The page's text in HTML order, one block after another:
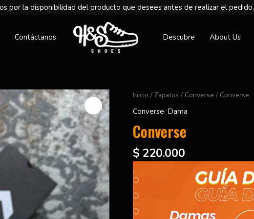
por la disponibilidad del producto que desees antes de realizar el pedido.
Contáctanos Descubre About Us
Inicio / Zapatos / Converse / Converse
Converse, Dama
Converse
$ 220.000
Converse
cantidad